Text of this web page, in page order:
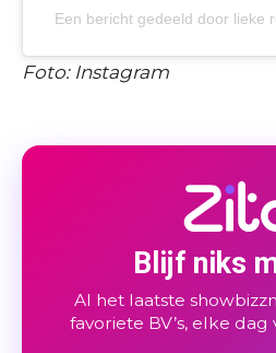
Een bericht gedeeld door lieke
Foto: Instagram
Blijf niks
Al het laatste
favoriete BV’s, elke dag